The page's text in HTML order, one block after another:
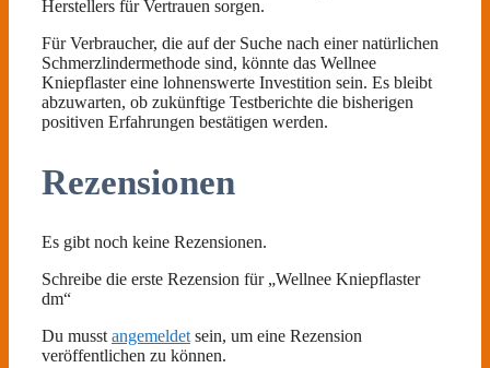
Herstellers für Vertrauen sorgen.
Für Verbraucher, die auf der Suche nach einer natürlichen
Schmerzlindermethode sind, könnte das Wellnee
Kniepflaster eine lohnenswerte Investition sein. Es bleibt
abzuwarten, ob zukünftige Testberichte die bisherigen
positiven Erfahrungen bestätigen werden.
Rezensionen
Es gibt noch keine Rezensionen.
Schreibe die erste Rezension für „Wellnee Kniepflaster
dm“
Du musst angemeldet sein, um eine Rezension
veröffentlichen zu können.